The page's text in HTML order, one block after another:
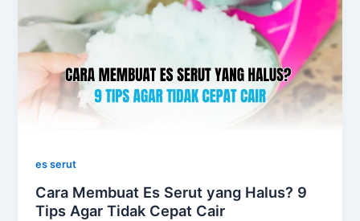
es serut
Cara Membuat Es Serut yang Halus? 9
Tips Agar Tidak Cepat Cair